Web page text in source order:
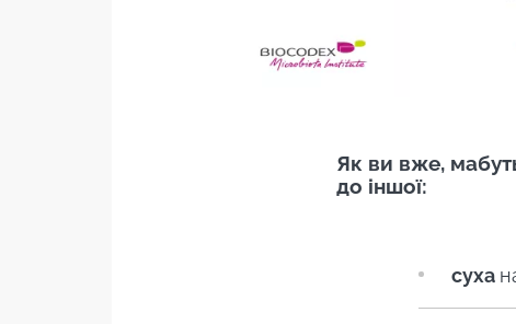
Як ви вже,
до іншої:
суха